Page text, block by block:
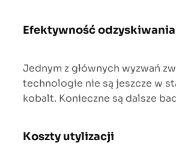
Efektywność
Jednym z głównych wyzwań
technologie nie są jeszcze w
kobalt. Konieczne są dalsze
Koszty utylizacji